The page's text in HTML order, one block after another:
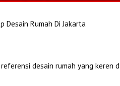
Desain Rumah Di Jakarta
desain rumah yang keren